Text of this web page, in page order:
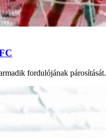
fordulójának párosítását.